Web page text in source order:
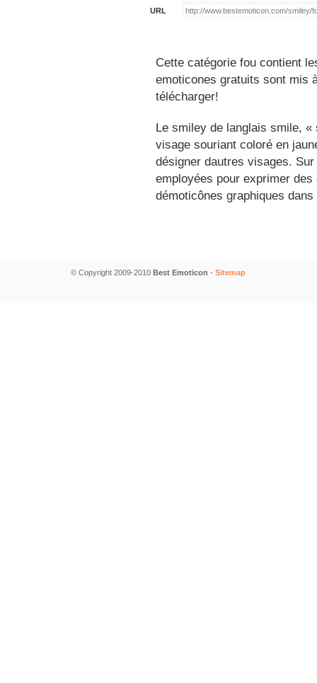
URL
Cette catégorie fou contient
emoticones gratuits sont mis
télécharger!
Le smiley de langlais smile,
visage souriant coloré en
désigner dautres visages.
employées pour exprimer
démoticônes graphiques
© Copyright 2009-2010 Best Emoticon - Sitemap